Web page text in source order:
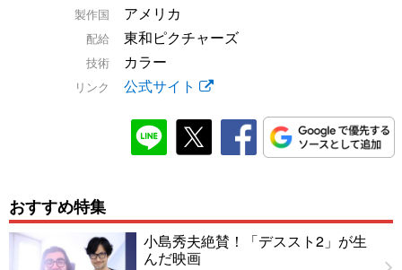
製作国 アメリカ
配給 東和ピクチャーズ
技術 カラー
リンク 公式サイト
おすすめ特集
小島秀夫絶賛！「デススト2」が生
んだ映画